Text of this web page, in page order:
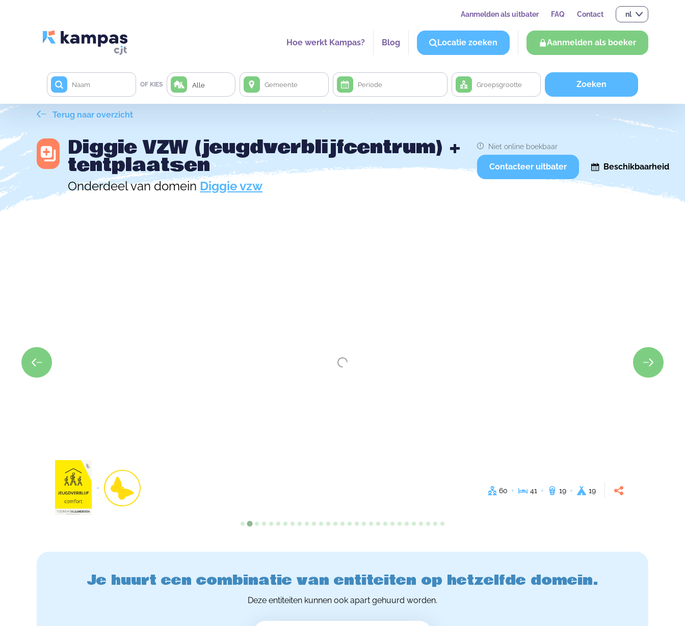
Aanmelden als uitbater FAQ Contact nl
Hoe werkt Kampas? Blog Locatie zoeken Aanmelden als boeker
OF KIES Alle Zoeken
Terug naar overzicht
Diggie VZW (jeugdverblijfcentrum) +
tentplaatsen
Onderdeel van domein Diggie vzw
Niet online boekbaar
Contacteer uitbater Beschikbaarheid
60 41 19 19
Je huurt een combinatie van entiteiten op hetzelfde domein.
Deze entiteiten kunnen ook apart gehuurd worden.